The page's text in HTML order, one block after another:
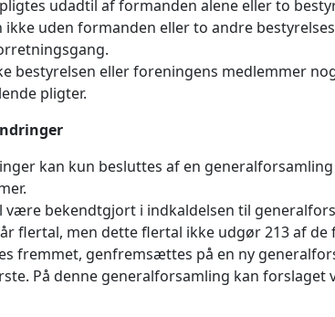
udadtil af formanden alene eller to
ikke uden formanden eller to andre
bestyrelsen eller foreningens medlemmer
pligter.
kan kun besluttes af en
være bekendtgjort i indkaldelsen til
flertal, men dette flertal ikke udgør 213 af
fremmet, genfremsættes på en ny
På denne generalforsamling kan forslaget